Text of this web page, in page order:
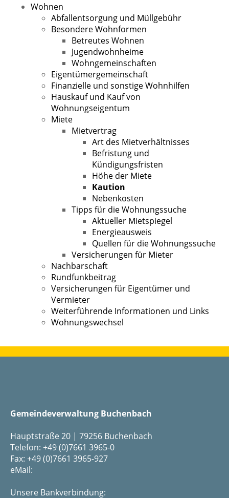
Wohnen
Abfallentsorgung und Müllgebühr
Besondere Wohnformen
Betreutes Wohnen
Jugendwohnheime
Wohngemeinschaften
Eigentümergemeinschaft
Finanzielle und sonstige Wohnhilfen
Hauskauf und Kauf von
Wohnungseigentum
Miete
Mietvertrag
Art des Mietverhältnisses
Befristung und
Kündigungsfristen
Höhe der Miete
Kaution
Nebenkosten
Tipps für die Wohnungssuche
Aktueller Mietspiegel
Energieausweis
Quellen für die Wohnungssuche
Versicherungen für Mieter
Nachbarschaft
Rundfunkbeitrag
Versicherungen für Eigentümer und
Vermieter
Weiterführende Informationen und Links
Wohnungswechsel
Gemeindeverwaltung Buchenbach
Hauptstraße 20 | 79256 Buchenbach
Telefon: +49 (0)7661 3965-0
Fax: +49 (0)7661 3965-927
eMail:
Unsere Bankverbindung: